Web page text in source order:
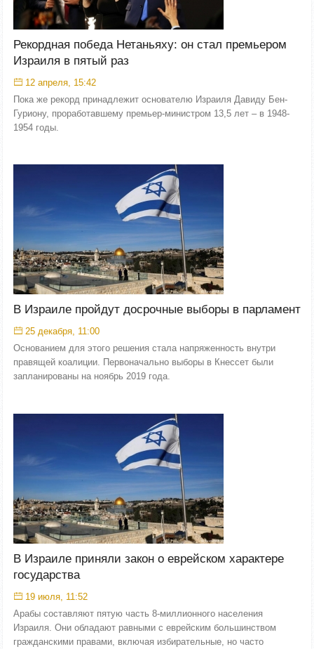
Рекордная победа Нетаньяху: он стал премьером
Израиля в пятый раз
12 апреля, 15:42
Пока же рекорд принадлежит основателю Израиля Давиду Бен-
Гуриону, проработавшему премьер-министром 13,5 лет – в 1948-
1954 годы.
В Израиле пройдут досрочные выборы в парламент
25 декабря, 11:00
Основанием для этого решения стала напряженность внутри
правящей коалиции. Первоначально выборы в Кнессет были
запланированы на ноябрь 2019 года.
В Израиле приняли закон о еврейском характере
государства
19 июля, 11:52
Арабы составляют пятую часть 8-миллионного населения
Израиля. Они обладают равными с еврейским большинством
гражданскими правами, включая избирательные, но часто